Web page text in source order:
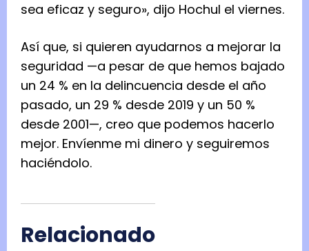
sea eficaz y seguro», dijo Hochul el viernes.
Así que, si quieren ayudarnos a mejorar la
seguridad —a pesar de que hemos bajado
un 24 % en la delincuencia desde el año
pasado, un 29 % desde 2019 y un 50 %
desde 2001—, creo que podemos hacerlo
mejor. Envíenme mi dinero y seguiremos
haciéndolo.
Relacionado